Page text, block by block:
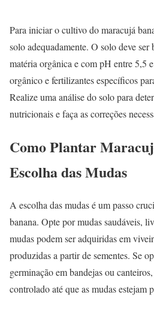
Para iniciar o cultivo do maracujá
solo adequadamente. O solo deve
matéria orgânica e com pH entre 5,5
orgânico e fertilizantes específicos
Realize uma análise do solo para
nutricionais e faça as correções
Como Plantar
Escolha das Mudas
A escolha das mudas é um passo
banana. Opte por mudas saudáveis,
mudas podem ser adquiridas em
produzidas a partir de sementes. Se
germinação em bandejas ou
controlado até que as mudas estejam